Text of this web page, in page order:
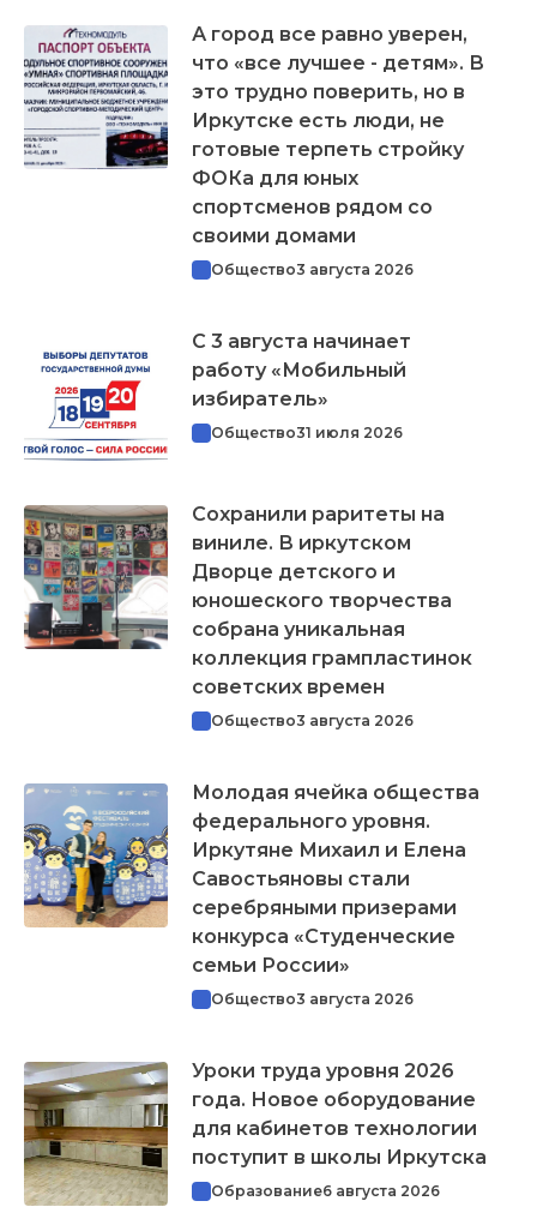
А город все равно уверен,
что «все лучшее - детям». В
это трудно поверить, но в
Иркутске есть люди, не
готовые терпеть стройку
ФОКа для юных
спортсменов рядом со
своими домами
Общество3 августа 2026
С 3 августа начинает
работу «Мобильный
избиратель»
Общество31 июля 2026
Сохранили раритеты на
виниле. В иркутском
Дворце детского и
юношеского творчества
собрана уникальная
коллекция грампластинок
советских времен
Общество3 августа 2026
Молодая ячейка общества
федерального уровня.
Иркутяне Михаил и Елена
Савостьяновы стали
серебряными призерами
конкурса «Студенческие
семьи России»
Общество3 августа 2026
Уроки труда уровня 2026
года. Новое оборудование
для кабинетов технологии
поступит в школы Иркутска
Образование6 августа 2026